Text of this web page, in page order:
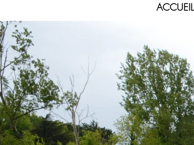
ACCUEIL